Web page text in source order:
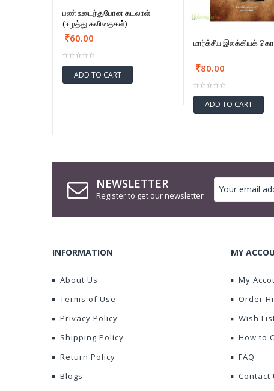
பண் உடைந்துபோன கடலாள்
(ஈழத்து கவிதைகள்)
60.00
ADD TO CART
மார்க்சீய இலக்கியக்
80.00
ADD TO CART
NEWSLETTER
Register to get our newsletter
INFORMATION
About Us
Terms of Use
Privacy Policy
Shipping Policy
Return Policy
Blogs
MY
My
Order
Wish
How to
FAQ
Contact